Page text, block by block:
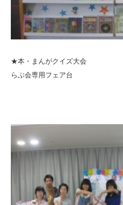
★本・まんがクイ
らぶ会専用フェア台